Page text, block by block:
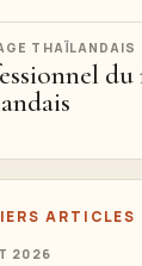
THAÏLANDAIS
du
ARTICLES
2026